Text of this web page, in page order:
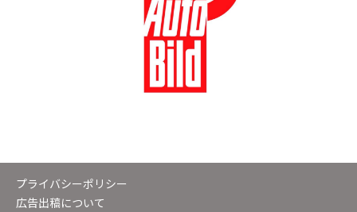
プライバシーポリシー
広告出稿について